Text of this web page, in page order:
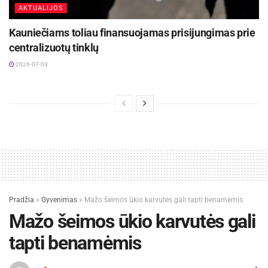
AKTUALIJOS
Kauniečiams toliau finansuojamas prisijungimas prie
centralizuotų tinklų
2026-07-03
Pradžia » Gyvenimas » Mažo šeimos ūkio karvutės gali tapti benamėmis
Mažo šeimos ūkio karvutės gali
tapti benamėmis